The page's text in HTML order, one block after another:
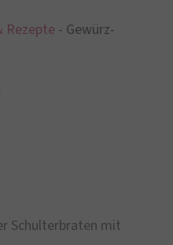
Rezepte - Gewürz-
Schulterbraten mit